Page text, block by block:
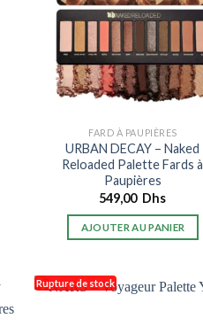
FARD À PAUPIÈRES
URBAN DECAY – Naked
Reloaded Palette Fards à
Paupières
549,00 Dhs
AJOUTER AU PANIER
Rupture de stock